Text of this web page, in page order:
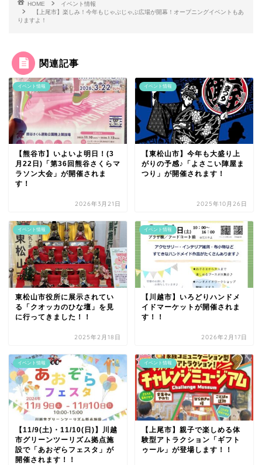
HOME
イベント情報
【上尾市】楽しみ！今年もじゃぶじゃぶ広場が開幕！オープニングイベントもあ
りますよ！
関連記事
イベント情報
【熊谷市】いよいよ明日！(3
月22日)「第36回熊谷さくらマ
ラソン大会」が開催されま
す！
2026年3月21日
イベント情報
【東松山市】今年も大盛り上
がりの予感♪「よさこい陣屋ま
つり」が開催されます！
2025年10月26日
イベント情報
東松山市役所に展示されてい
る「クオッカのひな壇」を見
に行ってきました！！
2025年2月18日
イベント情報
【川越市】いろどりハンドメ
イドマーケットが開催されま
す！！
2026年2月17日
イベント情報
【11/9(土)・11/10(日)】川越
市グリーンツーリズム拠点施
設で「あおぞらフェスタ」が
開催されます！！
イベント情報
【上尾市】親子で楽しめる体
験型アトラクション「ギフト
ゥール」が登場します！！